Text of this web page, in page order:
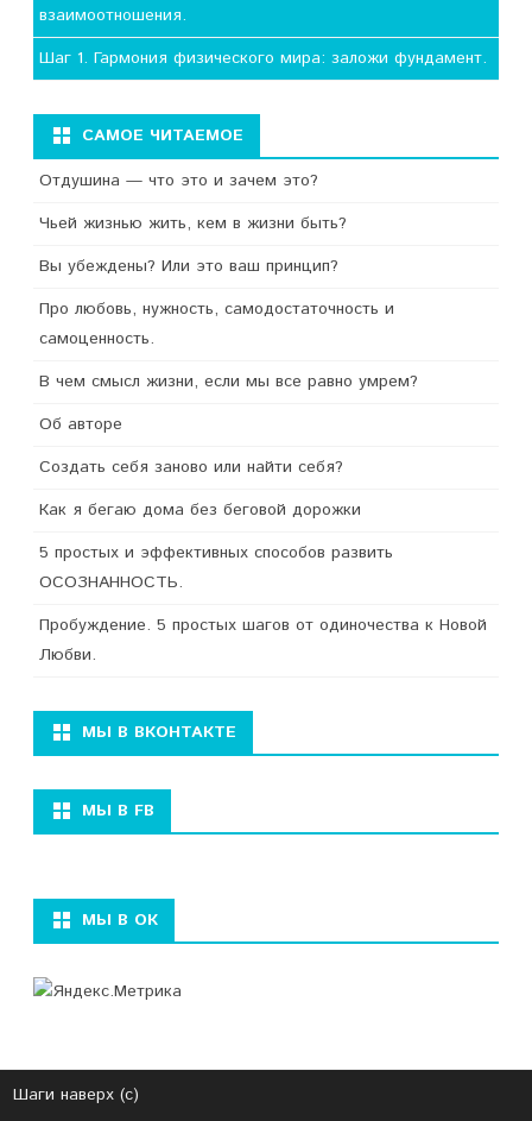
взаимоотношения.
Шаг 1. Гармония физического мира: заложи фундамент.
САМОЕ ЧИТАЕМОЕ
Отдушина — что это и зачем это?
Чьей жизнью жить, кем в жизни быть?
Вы убеждены? Или это ваш принцип?
Про любовь, нужность, самодостаточность и
самоценность.
В чем смысл жизни, если мы все равно умрем?
Об авторе
Создать себя заново или найти себя?
Как я бегаю дома без беговой дорожки
5 простых и эффективных способов развить
ОСОЗНАННОСТЬ.
Пробуждение. 5 простых шагов от одиночества к Новой
Любви.
МЫ В ВКОНТАКТЕ
МЫ В FB
МЫ В ОК
Шаги наверх (с)